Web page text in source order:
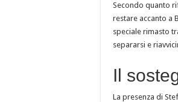
Secondo quanto
restare accanto a
speciale rimasto
separarsi e
Il
La presenza di